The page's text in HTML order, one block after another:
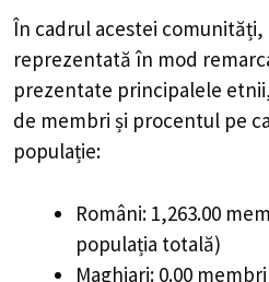
În cadrul acestei
reprezentată în mod
prezentate principalele
de membri și procentul pe
populație:
Români: 1,263.00
populația totală)
Maghiari: 0.00